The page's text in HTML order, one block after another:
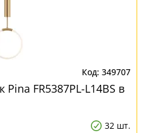
349707
FR5387PL-L14BS в
32 шт.